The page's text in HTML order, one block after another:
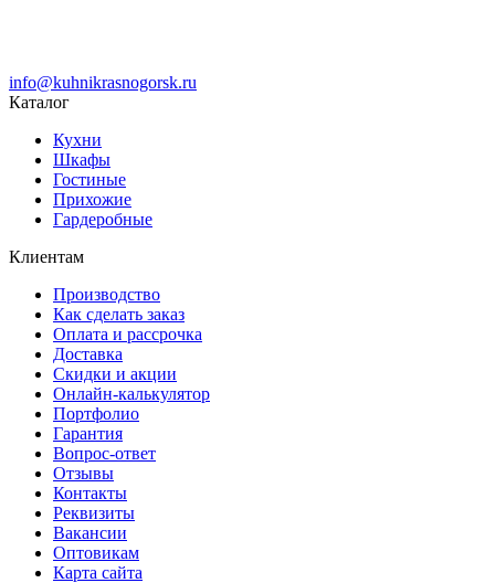
info@kuhnikrasnogorsk.ru
Каталог
Кухни
Шкафы
Гостиные
Прихожие
Гардеробные
Клиентам
Производство
Как сделать заказ
Оплата и рассрочка
Доставка
Скидки и акции
Онлайн-калькулятор
Портфолио
Гарантия
Вопрос-ответ
Отзывы
Контакты
Реквизиты
Вакансии
Оптовикам
Карта сайта